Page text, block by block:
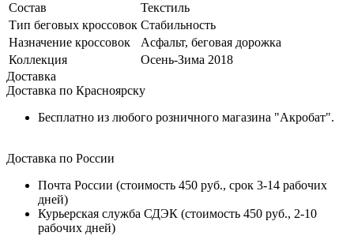
Состав
Текстиль
Тип беговых кроссовок Стабильность
Назначение кроссовок
Асфальт, беговая дорожка
Коллекция
Осень-Зима 2018
Доставка
Доставка по Красноярску
Бесплатно из любого розничного магазина "Акробат".
Доставка по России
Почта России (стоимость 450 руб., срок 3-14 рабочих
дней)
Курьерская служба СДЭК (стоимость 450 руб., 2-10
рабочих дней)